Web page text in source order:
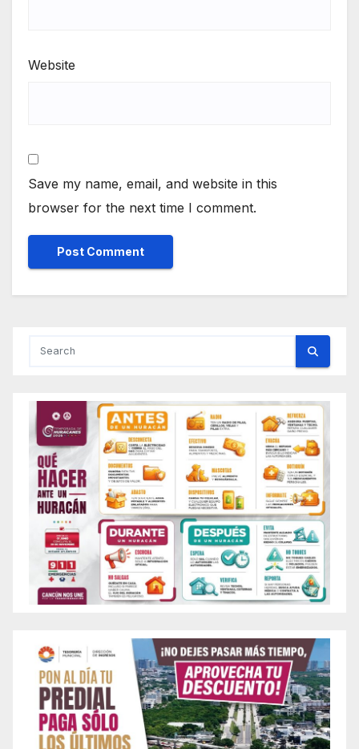
Website
Save my name, email, and website in this
browser for the next time I comment.